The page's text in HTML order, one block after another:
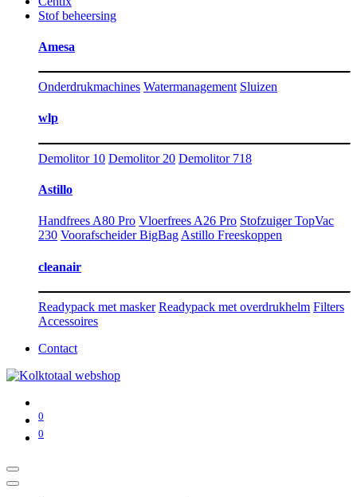
Stof beheersing
Amesa
Onderdrukmachines Watermanagement Sluizen
wlp
Demolitor 10 Demolitor 20 Demolitor 718
Astillo
Handfrees A80 Pro Vloerfrees A26 Pro Stofzuiger TopVac
230 Voorafscheider BigBag Astillo Freeskoppen
cleanair
Readypack met masker Readypack met overdrukhelm Filters
Accessoires
Contact
0
0